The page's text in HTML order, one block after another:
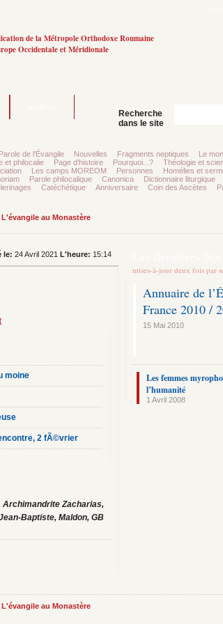
de la Métropole Orthodoxe Roumaine
Occidentale et Méridionale
Recherche
dans le site
Parole de l'Évangile Nouvelles Fragments neptiques
Le
et philocalie Page d'histoire Pourquoi...? Théologie et
Les camps MOREOM Personnes Homélies et
Parole philocalique Canonica Dictionnaire liturgique
Catéchétique Anniversaire Coin des Ascètes
L'évangile au Monastère
le: 24 Avril 2021 L'heure: 15:14
moine
2 fÃ©vrier
Archimandrite Zacharias,
Maldon, GB
mises-à-jour deux fois par
Annuaire de
France 2010 /
15 Mai 2010
Les femmes
l’humanité
1 Avril 2008
L'évangile au Monastère